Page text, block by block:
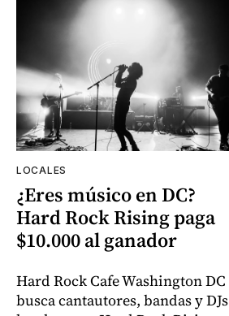
LOCALES
¿Eres músico en DC?
Hard Rock Rising paga
$10.000 al ganador
Hard Rock Cafe Washington DC
busca cantautores, bandas y DJs